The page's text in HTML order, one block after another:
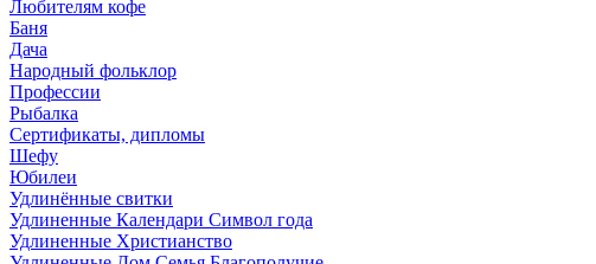
Любителям кофе
Баня
Дача
Народный фольклор
Профессии
Рыбалка
Сертификаты, дипломы
Шефу
Юбилеи
Удлинённые свитки
Удлиненные Календари Символ года
Удлиненные Христианство